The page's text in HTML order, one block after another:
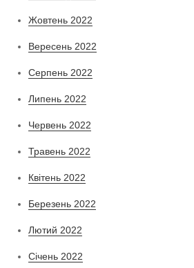
Жовтень 2022
Вересень 2022
Серпень 2022
Липень 2022
Червень 2022
Травень 2022
Квітень 2022
Березень 2022
Лютий 2022
Січень 2022